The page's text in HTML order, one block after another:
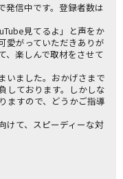
発信中です。登録者数は
見てるよ」と声をか
愛がっていただきありが
、楽しんで取材をさせて
いました。おかげさまで
しております。しかしな
ますので、どうかご指導
けて、スピーディーな対